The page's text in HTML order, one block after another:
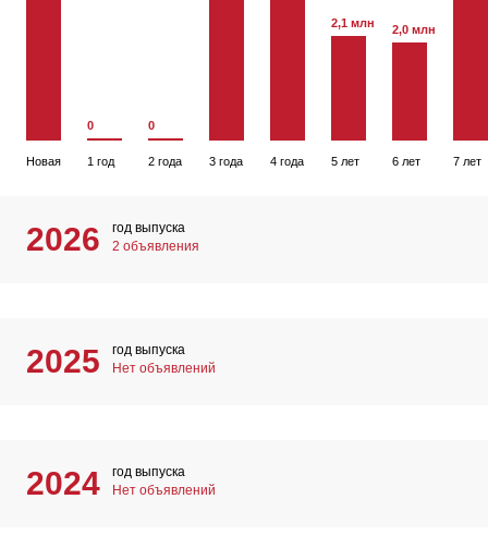
Новая
0
1 год
0
2 года 3 года 4 года
2,1 млн
5 лет
2,0 млн
6 лет 7 лет
2026
год выпуска
2 объявления
2025
год выпуска
Нет объявлений
2024
год выпуска
Нет объявлений